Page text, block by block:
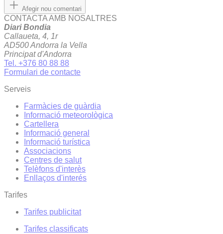
Afegir nou comentari
CONTACTA AMB NOSALTRES
Diari Bondia
Callaueta, 4, 1r
AD500 Andorra la Vella
Principat d'Andorra
Tel. +376 80 88 88
Formulari de contacte
Serveis
Farmàcies de guàrdia
Informació meteorològica
Cartellera
Informació general
Informació turística
Associacions
Centres de salut
Telèfons d'interès
Enllaços d'interés
Tarifes
Tarifes publicitat
Tarifes classificats